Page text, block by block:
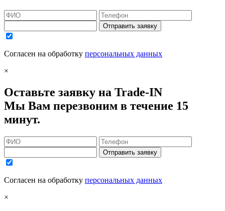
Отправить заявку
Согласен на обработку персональных данных
×
Оставьте заявку на Trade-IN
Мы Вам перезвоним в течение 15
минут.
Отправить заявку
Согласен на обработку персональных данных
×